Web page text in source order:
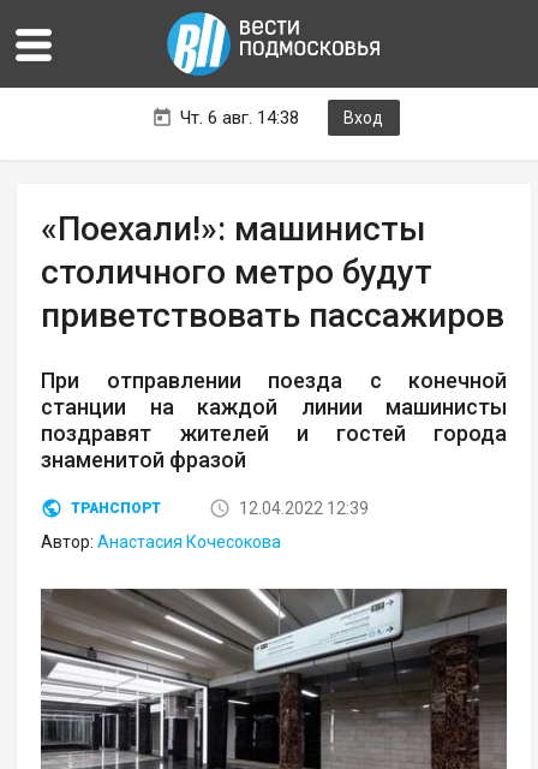
Чт. 6 авг. 14:38 Вход
«Поехали!»: машинисты
столичного метро будут
приветствовать пассажиров
При отправлении поезда с конечной
станции на каждой линии машинисты
поздравят жителей и гостей города
знаменитой фразой
ТРАНСПОРТ
12.04.2022 12:39
Автор:Анастасия Кочесокова